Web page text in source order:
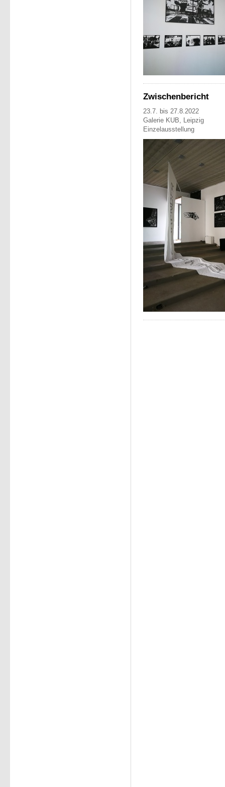
Zwischenbericht
23.7. bis 27.8.2022
Galerie KUB, Leipzig
Einzelausstellung